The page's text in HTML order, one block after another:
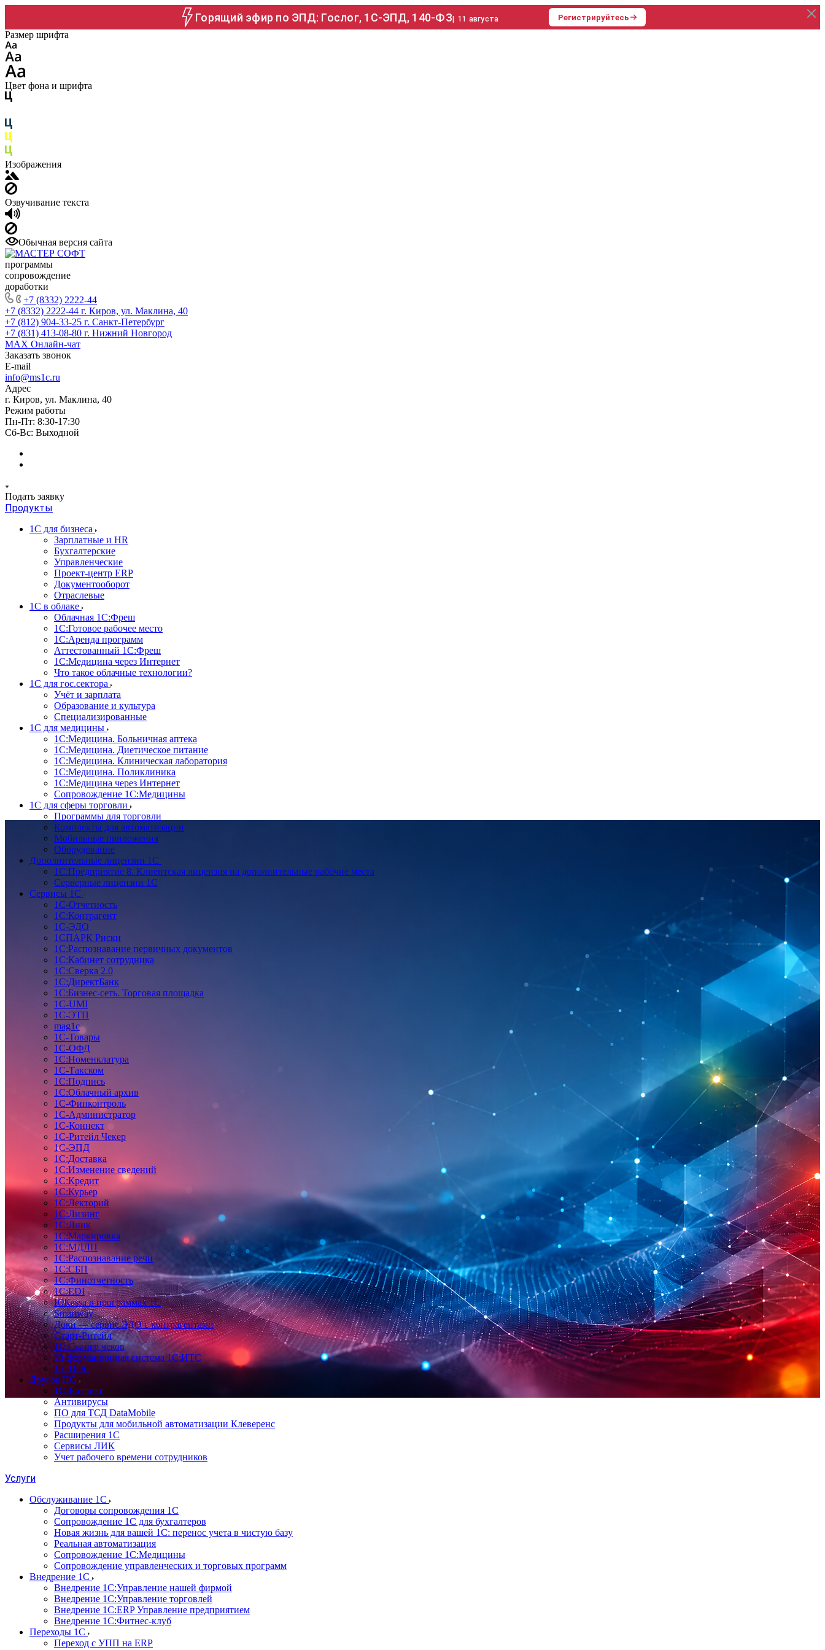
Горящий эфир по ЭПД: Гослог, 1С-ЭПД, 140-ФЗ| 11 августа Регистрируйтесь
Размер шрифта
Цвет фона и шрифта
Изображения
Озвучивание текста
Обычная версия сайта
программы
сопровождение
доработки
+7 (8332) 2222-44
+7 (8332) 2222-44 г. Киров, ул. Маклина, 40
+7 (812) 904-33-25 г. Санкт-Петербург
+7 (831) 413-08-80 г. Нижний Новгород
MAX Онлайн-чат
Заказать звонок
E-mail
info@ms1c.ru
Адрес
г. Киров, ул. Маклина, 40
Режим работы
Пн-Пт: 8:30-17:30
Cб-Вс: Выходной
Подать заявку
Продукты
1С для бизнеса
Зарплатные и HR
Бухгалтерские
Управленческие
Проект-центр ERP
Документооборот
Отраслевые
1C в облаке
Облачная 1С:Фреш
1С:Готовое рабочее место
1C:Аренда программ
Аттестованный 1С:Фреш
1С:Медицина через Интернет
Что такое облачные технологии?
1С для гос.сектора
Учёт и зарплата
Образование и культура
Специализированные
1С для медицины
1С:Медицина. Больничная аптека
1С:Медицина. Диетическое питание
1С:Медицина. Клиническая лаборатория
1С:Медицина. Поликлиника
1С:Медицина через Интернет
Сопровождение 1С:Медицины
1С для сферы торговли
Программы для торговли
Комплекты для автоматизации
Мобильные приложения
Оборудование
Дополнительные лицензии 1С
1С:Предприятие 8. Клиентская лицензия на дополнительные рабочие места
Серверные лицензии 1С
Сервисы 1С
1С-Отчетность
1С:Контрагент
1С-ЭДО
1СПАРК Риски
1С:Распознавание первичных документов
1С:Кабинет сотрудника
1С:Сверка 2.0
1С:ДиректБанк
1С:Бизнес-сеть. Торговая площадка
1С-UMI
1С-ЭТП
mag1c
1С-Товары
1С-ОФД
1С:Номенклатура
1С-Такском
1С:Подпись
1С:Облачный архив
1С-Финконтроль
1С-Администратор
1С-Коннект
1С-Ритейл Чекер
1С-ЭПД
1С:Доставка
1С:Изменение сведений
1С:Кредит
1С:Курьер
1С:Лекторий
1С:Лизинг
1С:Линк
1С:Маркировка
1С:МДЛП
1С:Распознавание речи
1С:СБП
1С:Финотчетность
1С:EDI
ЮКаssа в программах 1С
Smartway
Доки — сервис ЭДО с контрагентами
Старт-Ритейл
1С:Сканер чеков
Информационная система 1С:ИТС
152DOC
Другое ПО
1С-Битрикс
Антивирусы
ПО для ТСД DataMobile
Продукты для мобильной автоматизации Клеверенс
Расширения 1С
Сервисы ЛИК
Учет рабочего времени сотрудников
Услуги
Обслуживание 1С
Договоры сопровождения 1С
Сопровождение 1С для бухгалтеров
Новая жизнь для вашей 1С: перенос учета в чистую базу
Реальная автоматизация
Сопровождение 1С:Медицины
Сопровождение управленческих и торговых программ
Внедрение 1С
Внедрение 1С:Управление нашей фирмой
Внедрение 1С:Управление торговлей
Внедрение 1С:ERP Управление предприятием
Внедрение 1С:Фитнес-клуб
Переходы 1С
Переход с УПП на ERP